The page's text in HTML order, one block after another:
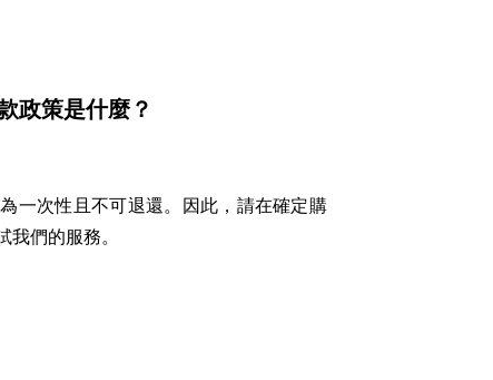
政策是什麼？
一次性且不可退還。因此，請在確定購
們的服務。